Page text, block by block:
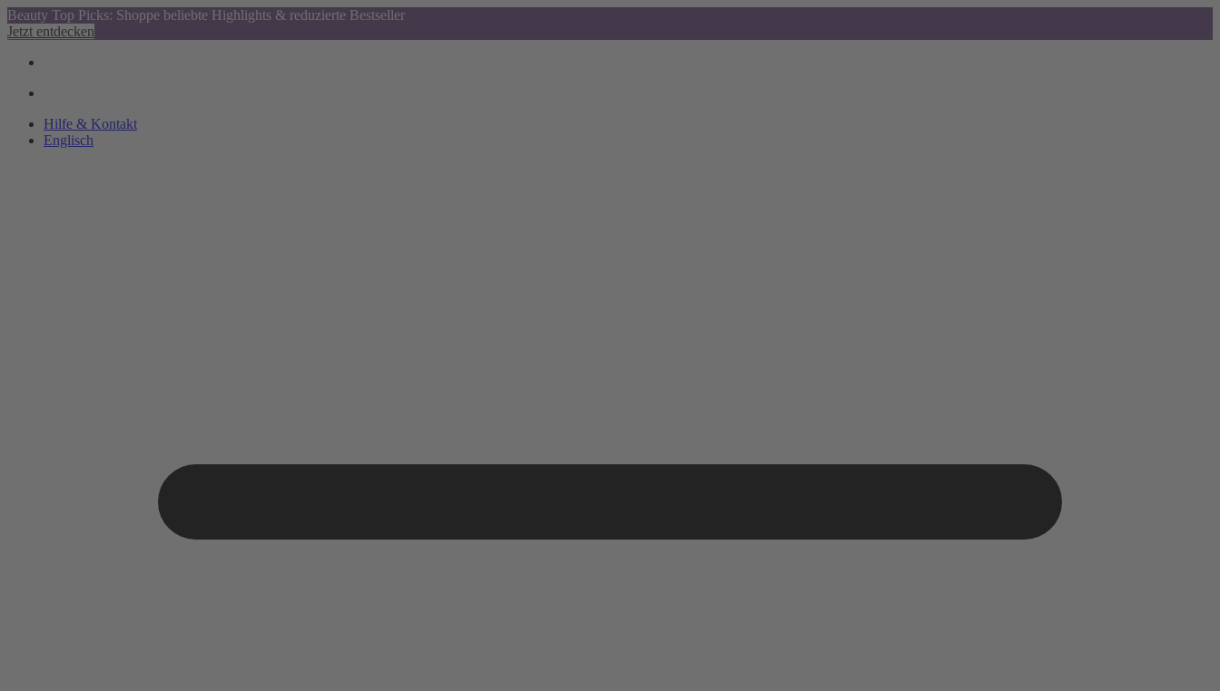
Beauty Top Picks: Shoppe beliebte Highlights & reduzierte Bestseller
Jetzt entdecken
Hilfe & Kontakt
Englisch